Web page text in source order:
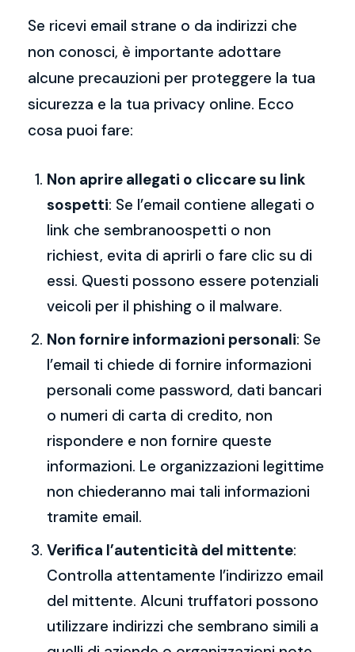
Se ricevi email strane o da indirizzi che
non conosci, è importante adottare
alcune precauzioni per proteggere la tua
sicurezza e la tua privacy online. Ecco
cosa puoi fare:
Non aprire allegati o cliccare su link
sospetti: Se l’email contiene allegati o
link che sembranoospetti o non
richiest, evita di aprirli o fare clic su di
essi. Questi possono essere potenziali
veicoli per il phishing o il malware.
Non fornire informazioni personali: Se
l’email ti chiede di fornire informazioni
personali come password, dati bancari
o numeri di carta di credito, non
rispondere e non fornire queste
informazioni. Le organizzazioni legittime
non chiederanno mai tali informazioni
tramite email.
Verifica l’autenticità del mittente:
Controlla attentamente l’indirizzo email
del mittente. Alcuni truffatori possono
utilizzare indirizzi che sembrano simili a